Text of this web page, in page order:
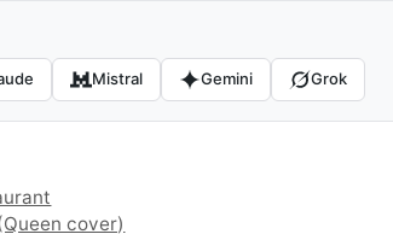
Mistral Gemini Grok
cover)